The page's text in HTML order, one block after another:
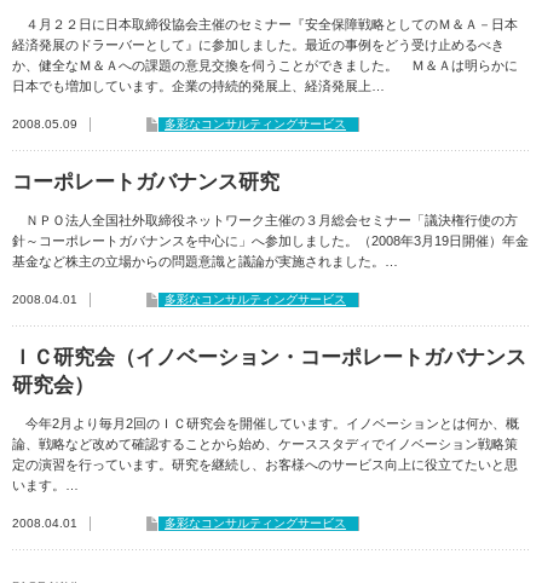
４月２２日に日本取締役協会主催のセミナー『安全保障戦略としてのＭ＆Ａ－日本
経済発展のドラーバーとして』に参加しました。最近の事例をどう受け止めるべき
か、健全なＭ＆Ａへの課題の意見交換を伺うことができました。 Ｍ＆Ａは明らかに
日本でも増加しています。企業の持続的発展上、経済発展上…
2008.05.09 多彩なコンサルティングサービス
コーポレートガバナンス研究
ＮＰＯ法人全国社外取締役ネットワーク主催の３月総会セミナー「議決権行使の方
針～コーポレートガバナンスを中心に」へ参加しました。（2008年3月19日開催）年金
基金など株主の立場からの問題意識と議論が実施されました。…
2008.04.01 多彩なコンサルティングサービス
ＩＣ研究会（イノベーション・コーポレートガバナンス
研究会）
今年2月より毎月2回のＩＣ研究会を開催しています。イノベーションとは何か、概
論、戦略など改めて確認することから始め、ケーススタディでイノベーション戦略策
定の演習を行っています。研究を継続し、お客様へのサービス向上に役立てたいと思
います。…
2008.04.01 多彩なコンサルティングサービス